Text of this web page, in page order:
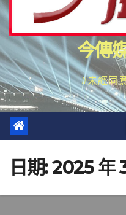
今傳
#未經同
日期:2025 年